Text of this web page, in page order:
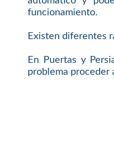
funcionamiento.
Existen diferentes
En Puertas y
problema proceder